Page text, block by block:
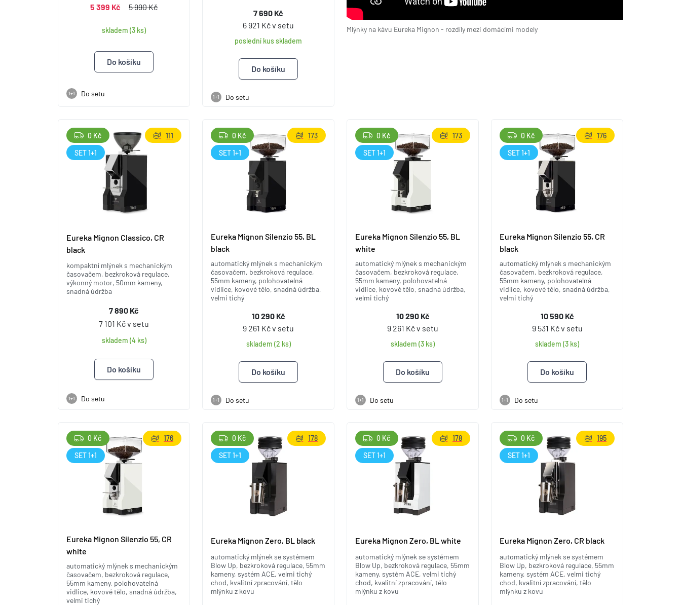
5 399 Kč 5 990 Kč
skladem (3 ks)
1+1 Do setu
7 690 Kč
6 921 Kč v setu
poslední kus skladem
1+1 Do setu
Mlýnky na kávu Eureka Mignon - rozdíly mezi domácími modely
Eureka Mignon Classico, CR
black
kompaktní mlýnek s mechanickým
časovačem, bezkroková regulace,
výkonný motor, 50mm kameny,
snadná údržba
7 890 Kč
7 101 Kč v setu
skladem (4 ks)
1+1 Do setu
0 Kč
SET 1+1
111
Eureka Mignon Silenzio 55, BL
black
automatický mlýnek s mechanickým
časovačem, bezkroková regulace,
55mm kameny, polohovatelná
vidlice, kovové tělo, snadná údržba,
velmi tichý
10 290 Kč
9 261 Kč v setu
skladem (2 ks)
1+1 Do setu
0 Kč
SET 1+1
173
Eureka Mignon Silenzio 55, BL
white
automatický mlýnek s mechanickým
časovačem, bezkroková regulace,
55mm kameny, polohovatelná
vidlice, kovové tělo, snadná údržba,
velmi tichý
10 290 Kč
9 261 Kč v setu
skladem (3 ks)
1+1 Do setu
0 Kč
SET 1+1
173
Eureka Mignon Silenzio 55, CR
black
automatický mlýnek s mechanickým
časovačem, bezkroková regulace,
55mm kameny, polohovatelná
vidlice, kovové tělo, snadná údržba,
velmi tichý
10 590 Kč
9 531 Kč v setu
skladem (3 ks)
1+1 Do setu
0 Kč
SET 1+1
176
Eureka Mignon Silenzio 55, CR
white
automatický mlýnek s mechanickým
časovačem, bezkroková regulace,
55mm kameny, polohovatelná
vidlice, kovové tělo, snadná údržba,
velmi tichý
0 Kč
SET 1+1
176
Eureka Mignon Zero, BL black
automatický mlýnek se systémem
Blow Up, bezkroková regulace, 55mm
kameny, systém ACE, velmi tichý
chod, kvalitní zpracování, tělo
mlýnku z kovu
0 Kč
SET 1+1
178
Eureka Mignon Zero, BL white
automatický mlýnek se systémem
Blow Up, bezkroková regulace, 55mm
kameny, systém ACE, velmi tichý
chod, kvalitní zpracování, tělo
mlýnku z kovu
0 Kč
SET 1+1
178
Eureka Mignon Zero, CR black
automatický mlýnek se systémem
Blow Up, bezkroková regulace, 55mm
kameny, systém ACE, velmi tichý
chod, kvalitní zpracování, tělo
mlýnku z kovu
0 Kč
SET 1+1
195